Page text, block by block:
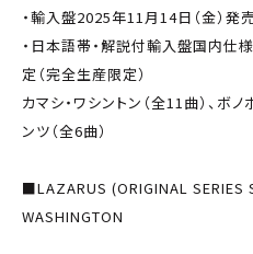
・輸入盤2025年11月14日（金）発
・日本語帯・解説付輸入盤国内
定（完全生産限定）
カマシ・ワシントン（全11曲）、ボ
ンツ（全6曲）
■LAZARUS (ORIGINAL SERIES
WASHINGTON